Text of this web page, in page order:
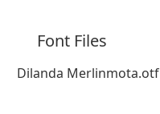
Font Files
Dilanda Merlinmota.otf